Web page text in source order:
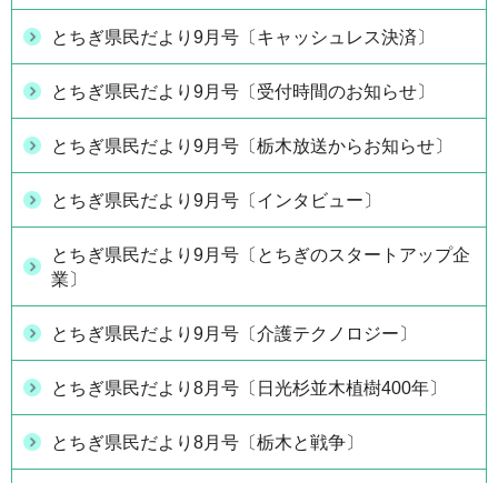
とちぎ県民だより9月号〔キャッシュレス決済〕
とちぎ県民だより9月号〔受付時間のお知らせ〕
とちぎ県民だより9月号〔栃木放送からお知らせ〕
とちぎ県民だより9月号〔インタビュー〕
とちぎ県民だより9月号〔とちぎのスタートアップ企
業〕
とちぎ県民だより9月号〔介護テクノロジー〕
とちぎ県民だより8月号〔日光杉並木植樹400年〕
とちぎ県民だより8月号〔栃木と戦争〕